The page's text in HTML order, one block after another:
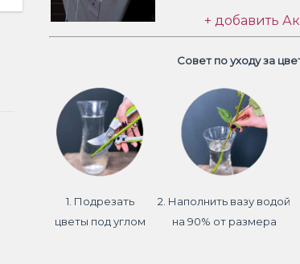
+ добавить
Совет по уходу за
1. Подрезать
цветы под углом
2. Наполнить вазу водой
на 90% от размера